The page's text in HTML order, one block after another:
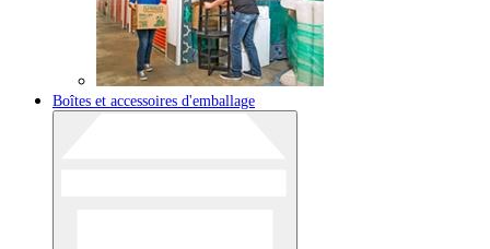
Boîtes et accessoires d'emballage